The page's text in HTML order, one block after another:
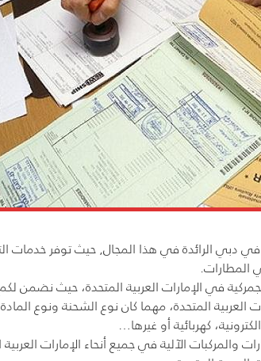
الرائدة في هذا المجال, حيث توفر خدمات
المطارات.
في الإمارات العربية المتحدة، حيث نضمن
المتحدة، مهما كان نوع الشحنة ونوع
كهربائية أو غيرها…
الآلية في جميع أنحاء الإمارات العربية